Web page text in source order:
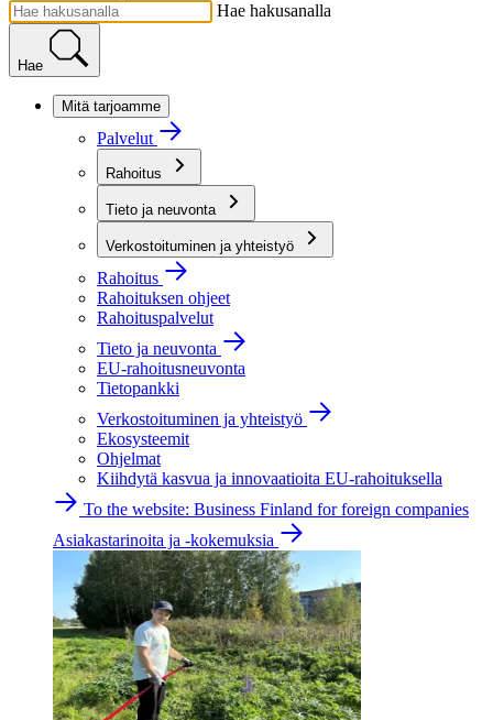
Hae hakusanalla
Hae
Mitä tarjoamme
Palvelut
Rahoitus
Tieto ja neuvonta
Verkostoituminen ja yhteistyö
Rahoitus
Rahoituksen ohjeet
Rahoituspalvelut
Tieto ja neuvonta
EU-rahoitusneuvonta
Tietopankki
Verkostoituminen ja yhteistyö
Ekosysteemit
Ohjelmat
Kiihdytä kasvua ja innovaatioita EU-rahoituksella
To the website: Business Finland for foreign companies
Asiakastarinoita ja -kokemuksia